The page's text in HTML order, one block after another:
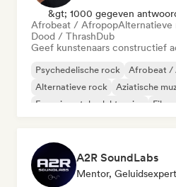
&gt; 1000 gegeven
Afrobeat / AfropopAlternatieve
Dood / ThrashDub
Geef kunstenaars constructief
Psychedelische rock
Afrobeat /
Alternatieve rock
Aziatische
Experimentele elektronica
A2R SoundLabs
Mentor, Geluidsexpert